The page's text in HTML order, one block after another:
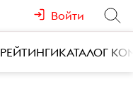
Войти
РЕЙТИНГИКАТАЛОГ